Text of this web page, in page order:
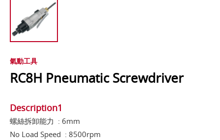
氣動工具
RC8H Pneumatic Screwdriver
Description1
螺絲拆卸能力 : 6mm
No Load Speed : 8500rpm